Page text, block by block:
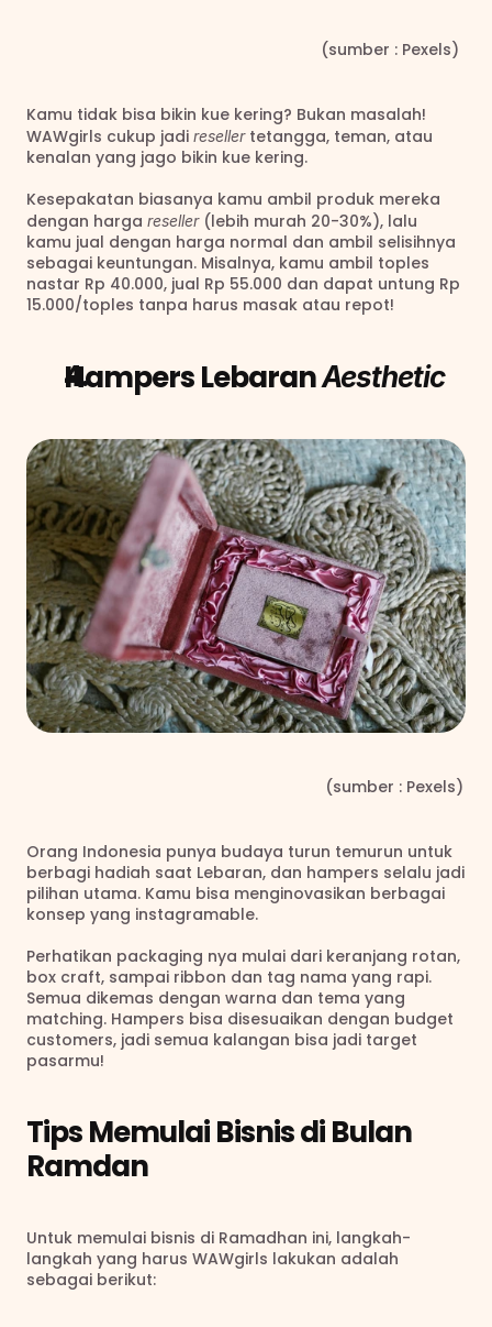
                                                                   (sumber : Pexels)
Kamu tidak bisa bikin kue kering? Bukan masalah!
WAWgirls cukup jadi reseller tetangga, teman, atau
kenalan yang jago bikin kue kering.
Kesepakatan biasanya kamu ambil produk mereka
dengan harga reseller (lebih murah 20-30%), lalu
kamu jual dengan harga normal dan ambil selisihnya
sebagai keuntungan. Misalnya, kamu ambil toples
nastar Rp 40.000, jual Rp 55.000 dan dapat untung Rp
15.000/toples tanpa harus masak atau repot!
Hampers Lebaran Aesthetic
                                                                    (sumber : Pexels)
Orang Indonesia punya budaya turun temurun untuk
berbagi hadiah saat Lebaran, dan hampers selalu jadi
pilihan utama. Kamu bisa menginovasikan berbagai
konsep yang instagramable.
Perhatikan packaging nya mulai dari keranjang rotan,
box craft, sampai ribbon dan tag nama yang rapi.
Semua dikemas dengan warna dan tema yang
matching. Hampers bisa disesuaikan dengan budget
customers, jadi semua kalangan bisa jadi target
pasarmu!
Tips Memulai Bisnis di Bulan
Ramdan
Untuk memulai bisnis di Ramadhan ini, langkah-
langkah yang harus WAWgirls lakukan adalah
sebagai berikut: